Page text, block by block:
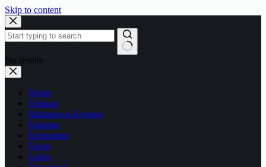
Skip to content
No results
Home
Edukasi
Mahasiswa Kesmas
Kampus
Komunitas
Event
Loker